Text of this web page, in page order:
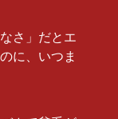
さ」だとエ
に、いつま